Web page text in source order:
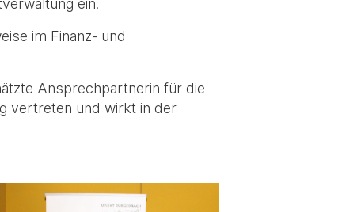
ein.
im Finanz- und
Ansprechpartnerin für die
vertreten und wirkt in der